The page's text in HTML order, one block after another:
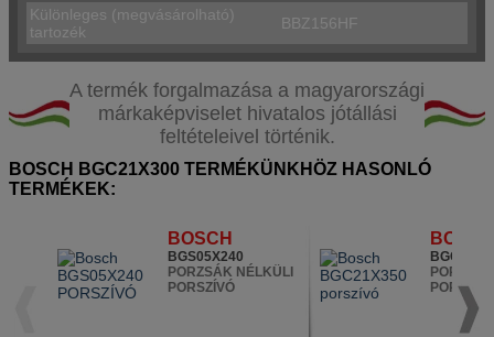
Különleges (megvásárolható)
tartozék
BBZ156HF
A termék forgalmazása a magyarországi
márkaképviselet hivatalos jótállási
feltételeivel történik.
BOSCH BGC21X300 TERMÉKÜNKHÖZ HASONLÓ
TERMÉKEK:
BOSCH
BGS05X240
PORZSÁK NÉLKÜLI
PORSZÍVÓ
BOSCH